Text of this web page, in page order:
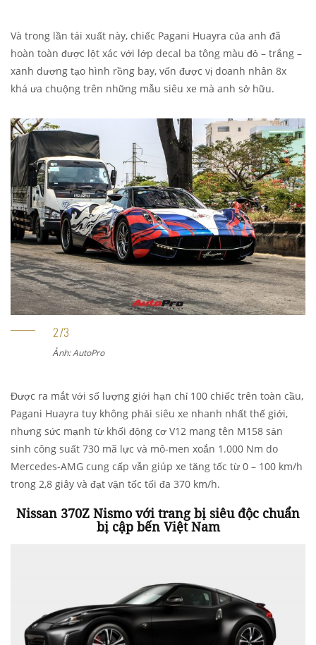
Và trong lần tái xuất này, chiếc Pagani Huayra của anh đã
hoàn toàn được lột xác với lớp decal ba tông màu đỏ – trắng –
xanh dương tạo hình rồng bay, vốn được vị doanh nhân 8x
khá ưa chuộng trên những mẫu siêu xe mà anh sở hữu.
Ảnh: AutoPro
Được ra mắt với số lượng giới hạn chỉ 100 chiếc trên toàn cầu,
Pagani Huayra tuy không phải siêu xe nhanh nhất thế giới,
nhưng sức mạnh từ khối động cơ V12 mang tên M158 sản
sinh công suất 730 mã lực và mô-men xoắn 1.000 Nm do
Mercedes-AMG cung cấp vẫn giúp xe tăng tốc từ 0 – 100 km/h
trong 2,8 giây và đạt vận tốc tối đa 370 km/h.
Nissan 370Z Nismo với trang bị siêu độc chuẩn
bị cập bến Việt Nam